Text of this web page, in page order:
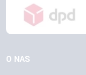
O NAS